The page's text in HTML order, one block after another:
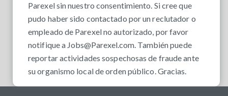
Parexel sin nuestro consentimiento. Si cree que
pudo haber sido contactado por un reclutador o
empleado de Parexel no autorizado, por favor
notifique a Jobs@Parexel.com. También puede
reportar actividades sospechosas de fraude ante
su organismo local de orden público. Gracias.